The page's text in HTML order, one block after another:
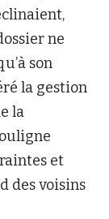
ne
son
la gestion
la
et
des voisins